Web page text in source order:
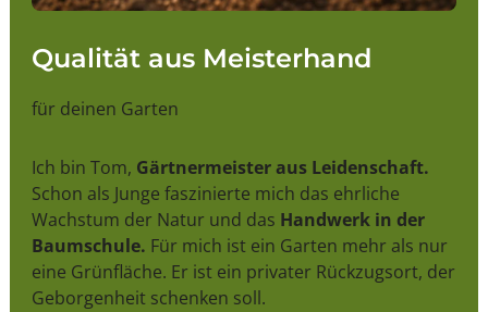
Qualität aus Meisterhand
für deinen Garten
Ich bin Tom, Gärtnermeister aus Leidenschaft.
Schon als Junge faszinierte mich das ehrliche
Wachstum der Natur und das Handwerk in der
Baumschule. Für mich ist ein Garten mehr als nur
eine Grünfläche. Er ist ein privater Rückzugsort, der
Geborgenheit schenken soll.